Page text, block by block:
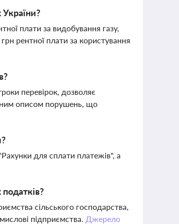
плати за видобування газу,
рентної плати за користування
перевірок, дозволяє
описом порушень, що
для сплати платежів", а
сільського господарства,
підприємства. Джерело